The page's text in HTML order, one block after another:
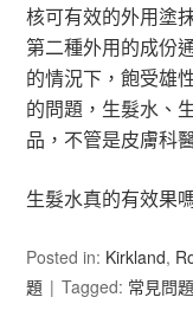
核可有效的外用塗
第二種外用的成份
的情況下，飽受雄
的問題，生髮水、
品，不管是皮膚科
生髮水真的有效果
Posted in: Kirkland,
題
Tagged: 常見問題